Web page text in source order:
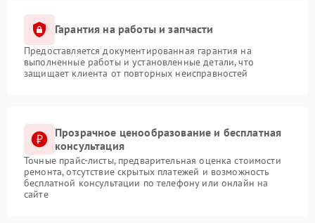
Гарантия на работы и запчасти
Предоставляется документированная гарантия на
выполненные работы и установленные детали, что
защищает клиента от повторных неисправностей
Прозрачное ценообразование и бесплатная
консультация
Точные прайс-листы, предварительная оценка стоимости
ремонта, отсутствие скрытых платежей и возможность
бесплатной консультации по телефону или онлайн на
сайте